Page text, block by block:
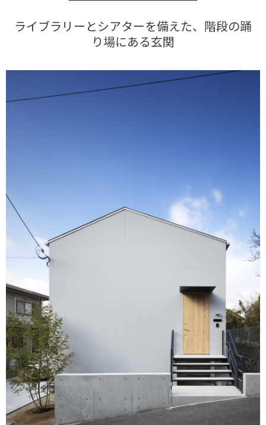
ライブラリーとシアターを備えた、階段の踊
り場にある玄関